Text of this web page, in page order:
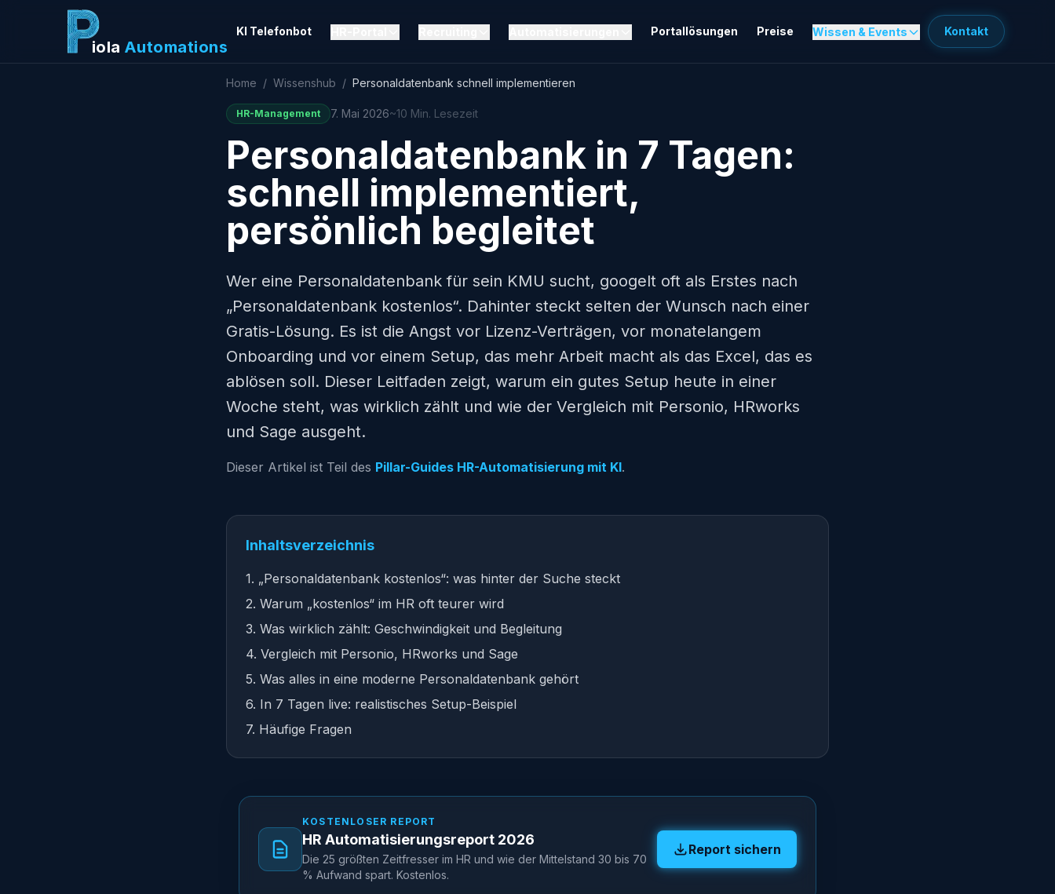
iola Automations
KI Telefonbot Portallösungen Preise Wissen & Events Kontakt
Home / Wissenshub / Personaldatenbank schnell implementieren
HR-Management 7. Mai 2026~10 Min. Lesezeit
Personaldatenbank in 7 Tagen:
schnell implementiert,
persönlich begleitet
Wer eine Personaldatenbank für sein KMU sucht, googelt oft als Erstes nach
„Personaldatenbank kostenlos“. Dahinter steckt selten der Wunsch nach einer
Gratis-Lösung. Es ist die Angst vor Lizenz-Verträgen, vor monatelangem
Onboarding und vor einem Setup, das mehr Arbeit macht als das Excel, das es
ablösen soll. Dieser Leitfaden zeigt, warum ein gutes Setup heute in einer
Woche steht, was wirklich zählt und wie der Vergleich mit Personio, HRworks
und Sage ausgeht.
Dieser Artikel ist Teil des Pillar-Guides HR-Automatisierung mit KI.
Inhaltsverzeichnis
1. „Personaldatenbank kostenlos“: was hinter der Suche steckt
2. Warum „kostenlos“ im HR oft teurer wird
3. Was wirklich zählt: Geschwindigkeit und Begleitung
4. Vergleich mit Personio, HRworks und Sage
5. Was alles in eine moderne Personaldatenbank gehört
6. In 7 Tagen live: realistisches Setup-Beispiel
7. Häufige Fragen
KOSTENLOSER REPORT
HR Automatisierungsreport 2026
Die 25 größten Zeitfresser im HR und wie der Mittelstand 30 bis 70
% Aufwand spart. Kostenlos.
Report sichern